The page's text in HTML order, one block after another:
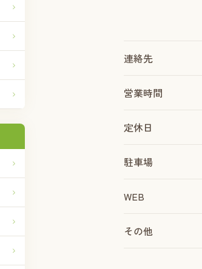
連絡先
営業時間
定休日
駐車場
WEB
その他